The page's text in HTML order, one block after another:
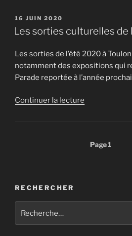
1950
1970
(partie
1/2) »
PUBLIÉ
LE
16 JUIN 2020
Les sorties culturelles de
Les sorties de l’été 2020 à
notamment des expositions qui
Parade reportée à l’année
Continuer la lecture
dePage1
RECHERCHER
pour